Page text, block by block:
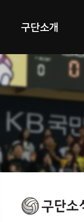
구단소개